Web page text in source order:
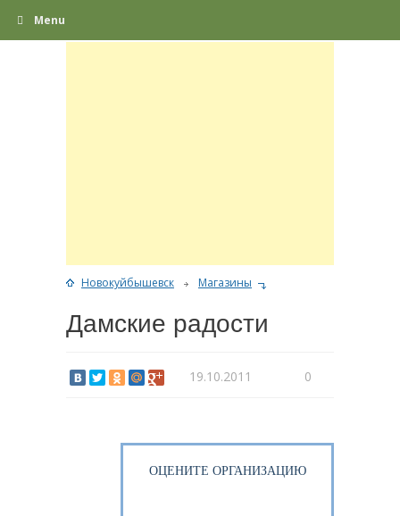
Menu
Новокуйбышевск Магазины
Дамские радости
19.10.2011 0
ОЦЕНИТЕ ОРГАНИЗАЦИЮ